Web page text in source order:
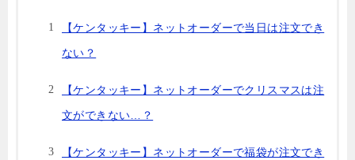
【ケンタッキー】ネットオーダーで当日は注文でき
ない？
【ケンタッキー】ネットオーダーでクリスマスは注
文ができない…？
【ケンタッキー】ネットオーダーで福袋が注文でき